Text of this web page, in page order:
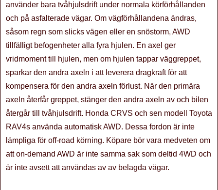
använder bara tvåhjulsdrift under normala körförhållanden
och på asfalterade vägar. Om vägförhållandena ändras,
såsom regn som slicks vägen eller en snöstorm, AWD
tillfälligt befogenheter alla fyra hjulen. En axel ger
vridmoment till hjulen, men om hjulen tappar väggreppet,
sparkar den andra axeln i att leverera dragkraft för att
kompensera för den andra axeln förlust. När den primära
axeln återfår greppet, stänger den andra axeln av och bilen
återgår till tvåhjulsdrift. Honda CRVS och sen modell Toyota
RAV4s använda automatisk AWD. Dessa fordon är inte
lämpliga för off-road körning. Köpare bör vara medveten om
att on-demand AWD är inte samma sak som deltid 4WD och
är inte avsett att användas av av belagda vägar.